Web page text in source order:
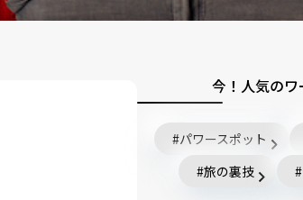
今！人気のワ
パワースポット
旅の裏技